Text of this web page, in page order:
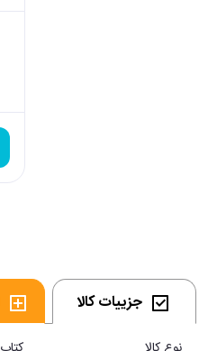
جزییات کالا